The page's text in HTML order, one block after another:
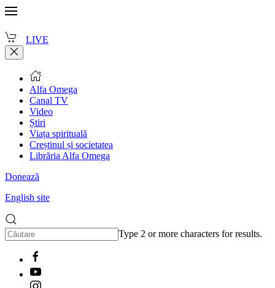
LIVE
Alfa Omega
Canal TV
Video
Știri
Viața spirituală
Creștinul și societatea
Librăria Alfa Omega
Donează
English site
Type 2 or more characters for results.